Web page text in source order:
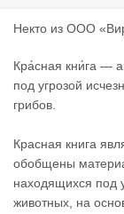
Некто из ООО
Кра́сная кни́га —
под угрозой
грибов.
Красная книга
обобщены
находящихся под
животных, на